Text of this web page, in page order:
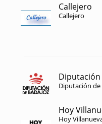
Callejero
Callejero
Diputación
Diputación de
Hoy
Hoy